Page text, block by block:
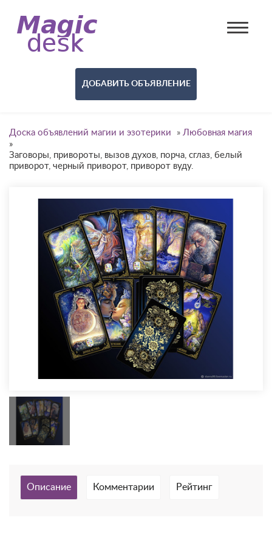
ДОБАВИТЬ ОБЪЯВЛЕНИЕ
Доска объявлений магии и эзотерики » Любовная магия
»
Заговоры, привороты, вызов духов, порча, сглаз, белый
приворот, черный приворот, приворот вуду.
Описание Комментарии Рейтинг